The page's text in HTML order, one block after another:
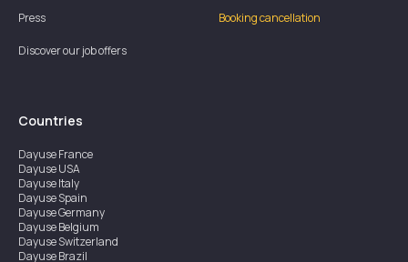
Press
Discover our job offers
Booking cancellation
Countries
DayuseFrance
DayuseUSA
DayuseItaly
DayuseSpain
DayuseGermany
DayuseBelgium
DayuseSwitzerland
DayuseBrazil